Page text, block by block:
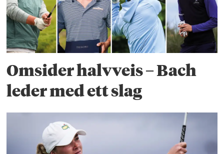
Omsider halvveis – Bach
leder med ett slag